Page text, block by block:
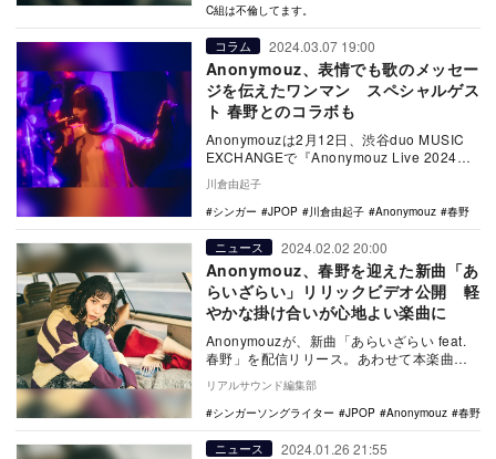
C組は不倫してます。
コラム 2024.03.07 19:00
Anonymouz、表情でも歌のメッセー
ジを伝えたワンマン スペシャルゲス
ト 春野とのコラボも
Anonymouzは2月12日、渋谷duo MUSIC
EXCHANGEで『Anonymouz Live 2024〜
川倉由起子
シンガー
JPOP 川倉由起子 Anonymouz 春野
ニュース 2024.02.02 20:00
Anonymouz、春野を迎えた新曲「あ
らいざらい」リリックビデオ公開 軽
やかな掛け合いが心地よい楽曲に
Anonymouzが、新曲「あらいざらい feat.
春野」を配信リリース。あわせて本楽曲の
リリックビデオが公開された。 「あ…
リアルサウンド編集部
シンガーソングライター
JPOP Anonymouz 春野
ニュース 2024.01.26 21:55